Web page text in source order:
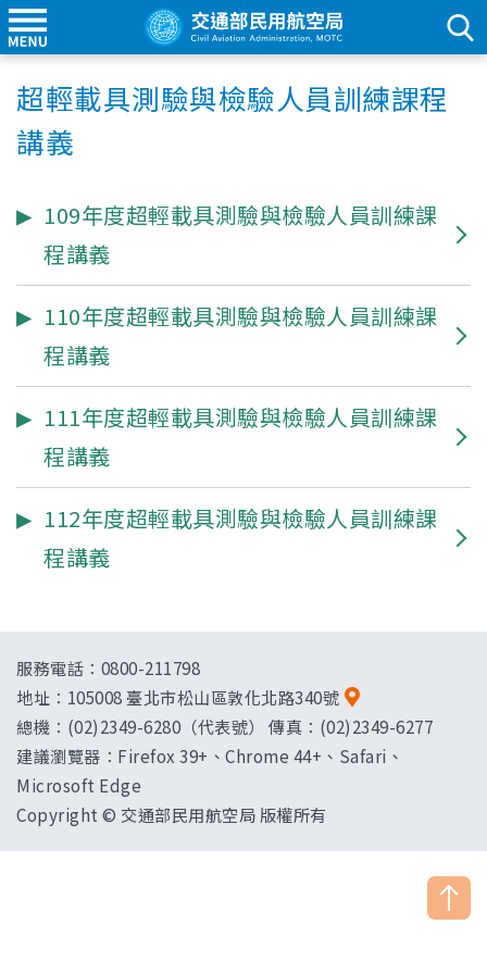
超輕載具測驗與檢驗人員訓練課程
講義
109年度超輕載具測驗與檢驗人員訓練課
程講義
110年度超輕載具測驗與檢驗人員訓練課
程講義
111年度超輕載具測驗與檢驗人員訓練課
程講義
112年度超輕載具測驗與檢驗人員訓練課
程講義
服務電話：0800-211798
地址： 105008 臺北市松山區敦化北路340號
總機：(02)2349-6280（代表號） 傳真：(02)2349-6277
建議瀏覽器：Firefox 39+、Chrome 44+、Safari、
Microsoft Edge
Copyright © 交通部民用航空局 版權所有